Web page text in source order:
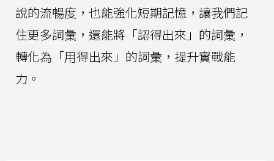
說的流暢度，也能強化短期記憶，讓我們記
住更多詞彙，還能將「認得出來」的詞彙，
轉化為「用得出來」的詞彙，提升實戰能
力。